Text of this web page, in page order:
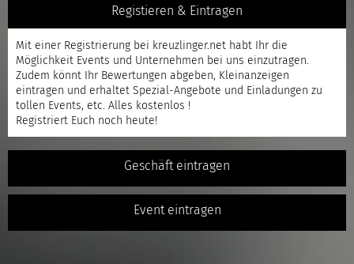
Registieren & Eintragen
Mit einer Registrierung bei kreuzlinger.net habt Ihr die
Möglichkeit Events und Unternehmen bei uns einzutragen.
Zudem könnt Ihr Bewertungen abgeben, Kleinanzeigen
eintragen und erhaltet Spezial-Angebote und Einladungen zu
tollen Events, etc. Alles kostenlos !
Registriert Euch noch heute!
Geschäft eintragen
Event eintragen